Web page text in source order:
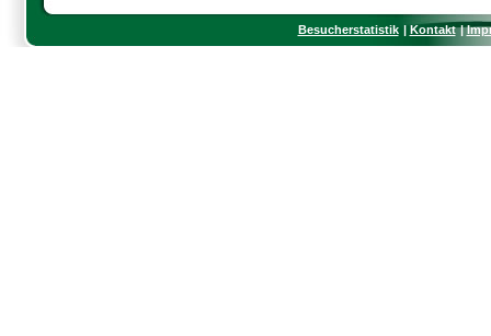
Besucherstatistik Kontakt